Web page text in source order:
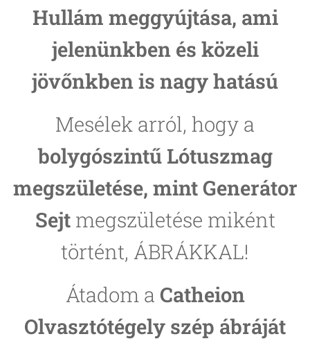
Hullám meggyújtása, ami
jelenünkben és közeli
jövőnkben is nagy hatású
Mesélek arról, hogy a
bolygószintű Lótuszmag
megszületése, mint Generátor
Sejtmegszületése miként
történt, ÁBRÁKKAL!
Átadom a Catheion
Olvasztótégely szép ábráját